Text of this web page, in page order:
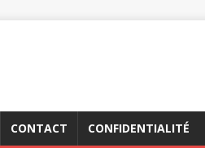
CONTACT CONFIDENTIALITÉ